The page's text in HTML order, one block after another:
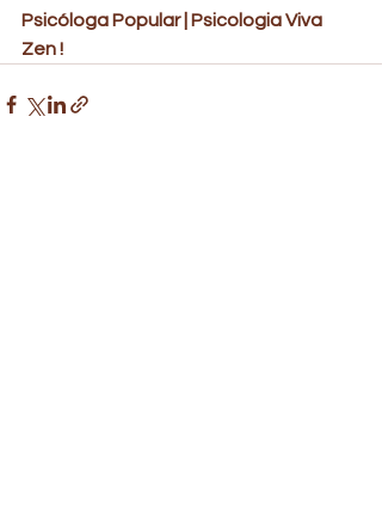
Psicóloga Popular | Psicologia Viva
Zen !